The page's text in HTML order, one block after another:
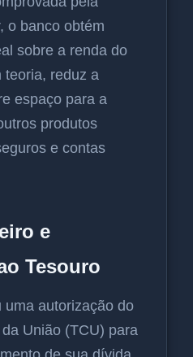
o banco obtém
sobre a renda do
teoria, reduz a
espaço para a
produtos
e contas
e
Tesouro
uma autorização do
União (TCU) para